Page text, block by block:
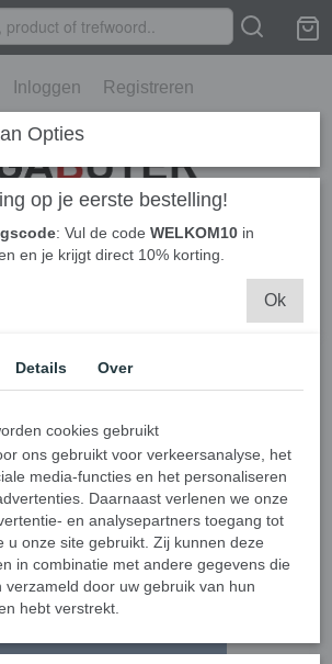
Inloggen Registreren
Opties
op je eerste bestelling!
: Vul de code WELKOM10 in
en je krijgt direct 10% korting.
Ok
Details Over
cookies gebruikt
ons gebruikt voor verkeersanalyse, het
media-functies en het personaliseren
Daarnaast verlenen we onze
en analysepartners toegang tot
u onze site gebruikt. Zij kunnen deze
in combinatie met andere gegevens die
verzameld door uw gebruik van hun
hebt verstrekt.